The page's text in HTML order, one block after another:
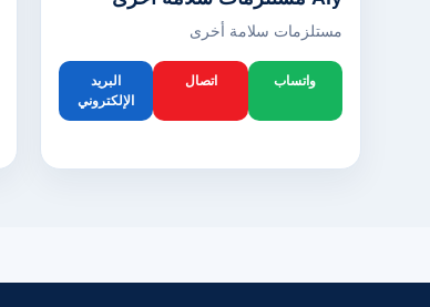
مستلزمات سلامة أخرى
واتساب اتصال
البريد
الإلكتروني